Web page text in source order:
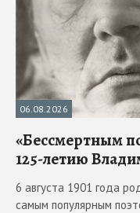
06.08.2026
«Бессмертным
125-летию
6 августа 1901 года
самым популярным